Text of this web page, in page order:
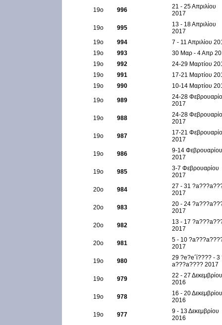
19ο 996
21 - 25 Απριλίου
2017
19ο 995
13 - 18 Απριλίου
2017
19ο
994
7 - 11 Απριλίου
19ο
993
30 Μαρ - 4 Απρ
19ο
992
24-29 Μαρτίου
19ο
991
17-21 Μαρτίου
19ο
990 10-14 Μαρτίου
19ο 989
24-28
2017
19ο 988
24-28
2017
19ο 987
17-21
2017
19ο 986
9-14 Φεβρουαρίου
2017
19ο 985
3-7 Φεβρουαρίου
2017
20ο 984
27 - 31
2017
20ο 983
20 - 24
2017
20ο 982
13 - 17
2017
20ο 981
5 - 10
2017
19ο 980
29 ?e?e΅ί???? - 3
a???a???? 2017
19ο 979
22 - 27 Δεκεμβρίου
2016
19ο 978
16 - 20 Δεκεμβρίου
2016
19ο 977
9 - 13 Δεκεμβρίου
2016